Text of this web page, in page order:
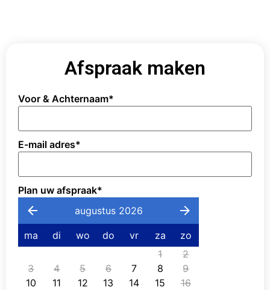
Afspraak maken
Voor & Achternaam*
E-mail adres*
Plan uw afspraak*
augustus 2026
ma di wo do vr za
zo
1
2
3
4 5 6 7 8
9
10
11 12 13 14 15
16